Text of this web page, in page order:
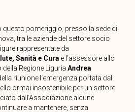
questo pomeriggio, presso la sede di
tra le aziende del settore socio
rappresentate da
Sanità e Cura e l’assessore allo
Regione Liguria Andrea
riunione l’emergenza portata dal
ormai insostenibile per un settore
dall’Associazione alcune
a mantenere, senza